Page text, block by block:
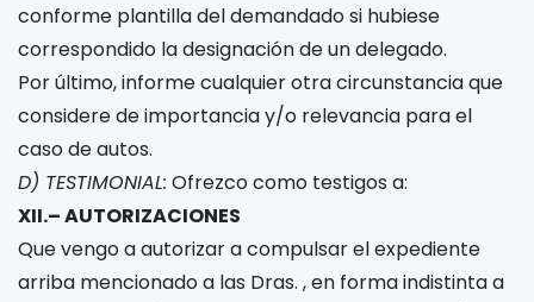
conforme plantilla del demandado si hubiese
correspondido la designación de un delegado.
Por último, informe cualquier otra circunstancia que
considere de importancia y/o relevancia para el
caso de autos.
D) TESTIMONIAL: Ofrezco como testigos a:
XII.– AUTORIZACIONES
Que vengo a autorizar a compulsar el expediente
arriba mencionado a las Dras. , en forma indistinta a